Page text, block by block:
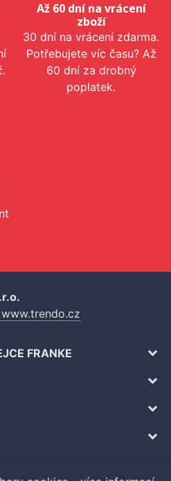
Až 60 dní na vrácení
zboží
30 dní na vrácení zdarma.
Potřebujete víc času? Až
60 dní za drobný
poplatek.
FRANKE